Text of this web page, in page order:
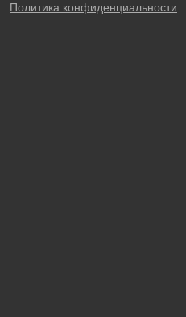
Политика конфиденциальности